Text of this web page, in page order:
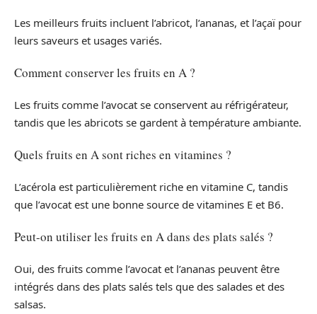
Les meilleurs fruits incluent l’abricot, l’ananas, et l’açaï pour
leurs saveurs et usages variés.
Comment conserver les fruits en A ?
Les fruits comme l’avocat se conservent au réfrigérateur,
tandis que les abricots se gardent à température ambiante.
Quels fruits en A sont riches en vitamines ?
L’acérola est particulièrement riche en vitamine C, tandis
que l’avocat est une bonne source de vitamines E et B6.
Peut-on utiliser les fruits en A dans des plats salés ?
Oui, des fruits comme l’avocat et l’ananas peuvent être
intégrés dans des plats salés tels que des salades et des
salsas.